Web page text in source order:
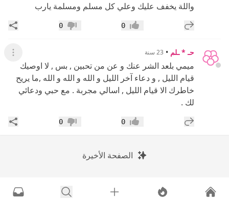
واللة يخفف عليك وعلي كل مسلم ومسلمة يارب
إضافة رد جديد إعجاب0 عدم إعجاب
0
حـ * ـلم • 23 سنة عرض
ميمي بلعد الشر عنك و عن من تحبين , بس , لا اوصيك
قيام الليل , و دعاء آخر الليل و الله و الله و الله ,ما يريح
خاطرك الا قيام الليل , اسالي مجربة . مع حبي ودعائي
لك .
إضافة رد جديد إعجاب0 عدم إعجاب
0
الصفحة الأخيرة